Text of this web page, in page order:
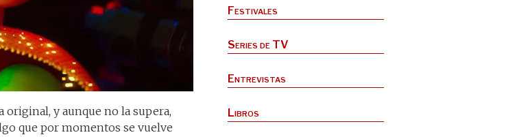
original, y aunque no la supera,
que por momentos se vuelve
Festivales
Series de TV
Entrevistas
Libros